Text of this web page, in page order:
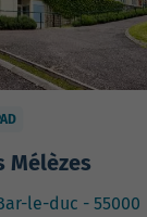
Mélèzes
le-duc - 55000